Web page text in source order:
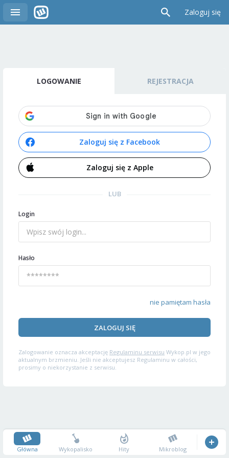
Zaloguj się
LOGOWANIE REJESTRACJA
Zaloguj się z Facebook
Zaloguj się z Apple
LUB
Login
Hasło
nie pamiętam hasła
ZALOGUJ SIĘ
Zalogowanie oznacza akceptację Regulaminu serwisu Wykop.pl w jego
aktualnym brzmieniu. Jeśli nie akceptujesz Regulaminu w całości,
prosimy o niekorzystanie z serwisu.
Główna Wykopalisko Hity Mikroblog